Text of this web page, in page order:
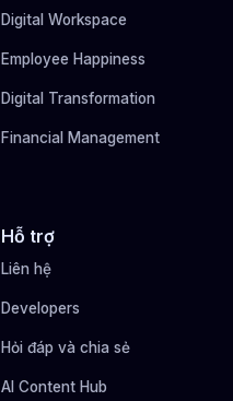
Digital Workspace
Employee Happiness
Digital Transformation
Financial Management
Hỗ trợ
Liên hệ
Developers
Hỏi đáp và chia sẻ
AI Content Hub